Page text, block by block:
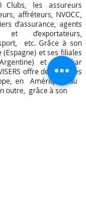
Clubs, les assureurs
affréteurs, NVOCC,
d’assurance, agents
et d’exportateurs,
etc. Grâce à son
et ses filiales
et à Dakar
offre des services
en Amérique du
outre, grâce à son